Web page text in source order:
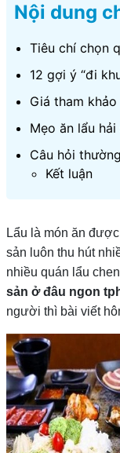
Nội dung
Tiêu chí chọn
12 gợi ý “đi
Giá tham
Mẹo ăn lẩu hải
Câu hỏi
Kết luận
Lẩu là món ăn
sản luôn thu hút
nhiều quán lẩu
sản ở đâu ngon
người thì bài viết